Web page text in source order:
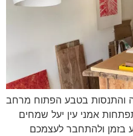
והתנסות בטבע הפתוח מרחב
אמני עין יעל שמחים
בזמן ולהתחבר לעצמכם